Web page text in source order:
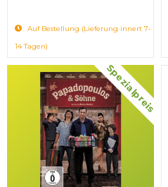
Auf Bestellung (Lieferung innert 7-
14 Tagen)
Spezialpreis